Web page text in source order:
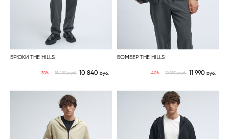
БРЮКИ THE HILLS
-30% 15 490руб. 10 840 руб.
БОМБЕР THE HILLS
-40% 19 990руб. 11 990руб.